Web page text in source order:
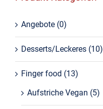
Angebote (0)
Desserts/Leckeres (10)
Finger food (13)
Aufstriche Vegan (5)